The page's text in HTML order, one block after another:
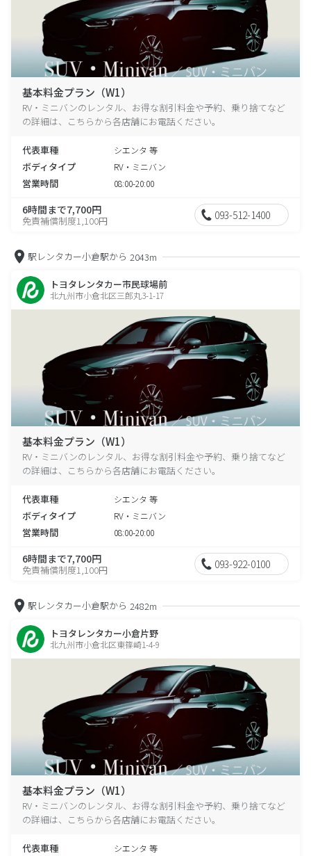
基本料金プラン（W1）
RV・ミニバンのレンタル、お得な割引料金や予約、乗り捨てなど
の詳細は、こちらから各店舗にお電話ください。
代表車種 シエンタ 等
ボディタイプ RV・ミニバン
営業時間 08:00-20:00
6時間まで7,700円
免責補償制度1,100円 093-512-1400
駅レンタカー小倉駅から 2043m
トヨタレンタカー市民球場前
北九州市小倉北区三郎丸3-1-17
基本料金プラン（W1）
RV・ミニバンのレンタル、お得な割引料金や予約、乗り捨てなど
の詳細は、こちらから各店舗にお電話ください。
代表車種 シエンタ 等
ボディタイプ RV・ミニバン
営業時間 08:00-20:00
6時間まで7,700円
免責補償制度1,100円 093-922-0100
駅レンタカー小倉駅から 2482m
トヨタレンタカー小倉片野
北九州市小倉北区東篠崎1-4-9
基本料金プラン（W1）
RV・ミニバンのレンタル、お得な割引料金や予約、乗り捨てなど
の詳細は、こちらから各店舗にお電話ください。
代表車種 シエンタ 等